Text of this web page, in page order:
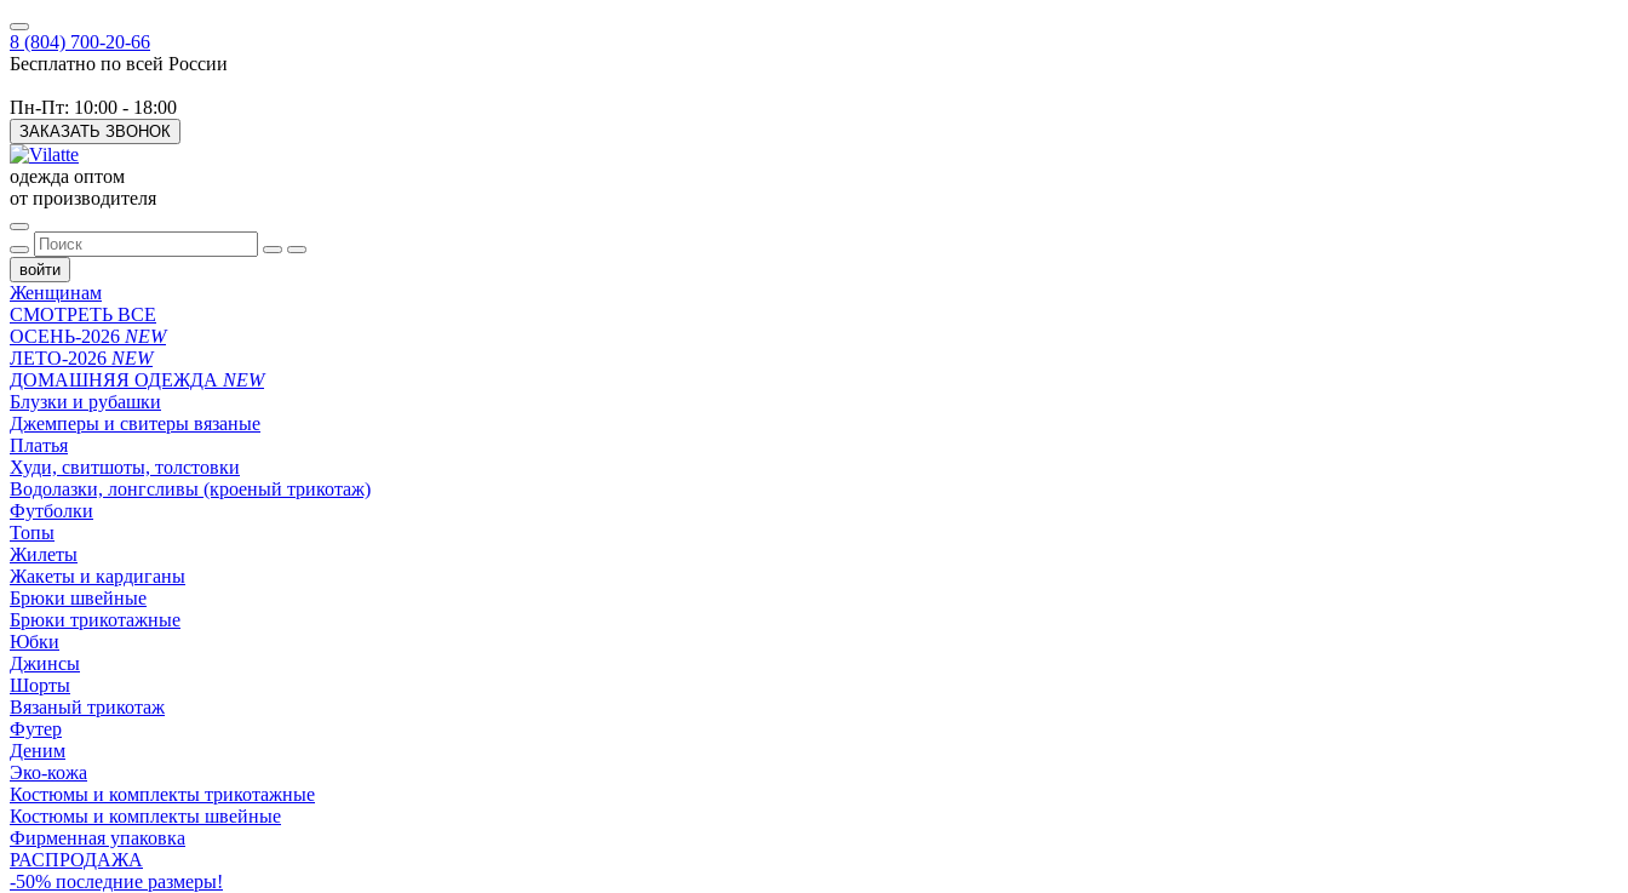
8 (804) 700-20-66
Бесплатно по всей России
Пн-Пт: 10:00 - 18:00
ЗАКАЗАТЬ ЗВОНОК
одежда оптом
от производителя
войти
Женщинам
СМОТРЕТЬ ВСЕ
ОСЕНЬ-2026 NEW
ЛЕТО-2026 NEW
ДОМАШНЯЯ ОДЕЖДА NEW
Блузки и рубашки
Джемперы и свитеры вязаные
Платья
Худи, свитшоты, толстовки
Водолазки, лонгсливы (кроеный трикотаж)
Футболки
Топы
Жилеты
Жакеты и кардиганы
Брюки швейные
Брюки трикотажные
Юбки
Джинсы
Шорты
Вязаный трикотаж
Футер
Деним
Эко-кожа
Костюмы и комплекты трикотажные
Костюмы и комплекты швейные
Фирменная упаковка
РАСПРОДАЖА
-50% последние размеры!